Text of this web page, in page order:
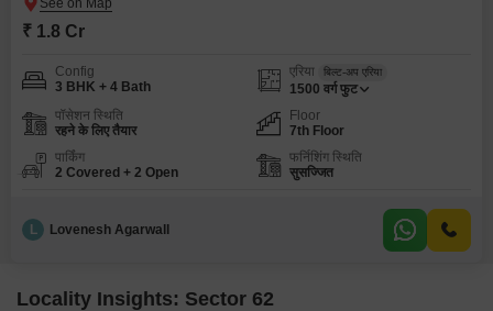
₹ 1.8 Cr
Config
3 BHK + 4 Bath
एरिया बिल्ट-अप एरिया
1500 वर्ग फुट
पॉसेशन स्थिति
रहने के लिए तैयार
Floor
7th Floor
पार्किंग
2 Covered + 2 Open
फर्निशिंग स्थिति
सुसज्जित
L Lovenesh Agarwall
Locality Insights: Sector 62